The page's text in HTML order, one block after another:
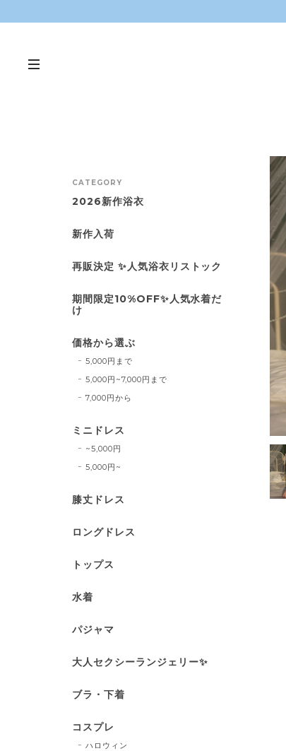
CATEGORY
2026新作浴衣
新作入荷
再販決定 ✨人気浴衣リストック
期間限定10%OFF✨人気水着だ
け
価格から選ぶ
5,000円まで
5,000円~7,000円まで
7,000円から
ミニドレス
~5,000円
5,000円~
膝丈ドレス
ロングドレス
トップス
水着
パジャマ
大人セクシーランジェリー✨
ブラ・下着
コスプレ
ハロウィン